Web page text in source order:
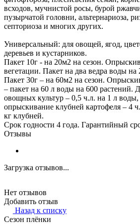
всходов, мучнистой росы, бурой
пузырчатой головни, альтернариоза,
септориоза и многих других.
Универсальный: для овощей, ягод,
деревьев и кустарников.
Пакет 10г - на 20м2 на сезон.
вегетации. Пакет на два ведра воды на
Пакет 30г – на 60м2 на сезон.
– пакет на 60 л воды на 600 растений.
овощных культур – 0,5 ч.л. на 1 л воды,
опрыскивание клубней картофеля – 4
кг клубней.
Срок годности 4 года. Гарантийный
Отзывы
Загрузка отзывов...
Нет отзывов
Добавить отзыв
Назад к списку
Сезон плёнки